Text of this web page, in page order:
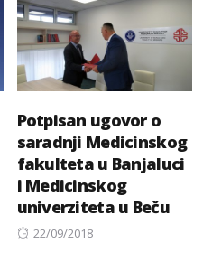
Potpisan ugovor o
saradnji Medicinskog
fakulteta u Banjaluci
i Medicinskog
univerziteta u Beču
Posted
22/09/2018